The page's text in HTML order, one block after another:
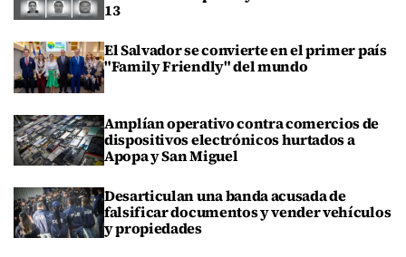
13
El Salvador se convierte en el primer país
"Family Friendly" del mundo
Amplían operativo contra comercios de
dispositivos electrónicos hurtados a
Apopa y San Miguel
Desarticulan una banda acusada de
falsificar documentos y vender vehículos
y propiedades